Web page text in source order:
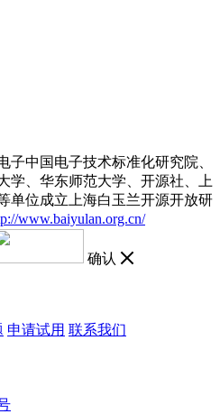
子中国电子技术标准化研究院、
学、华东师范大学、开源社、上
单位成立上海白玉兰开源开放研
www.baiyulan.org.cn/
确认
申请试用 联系我们